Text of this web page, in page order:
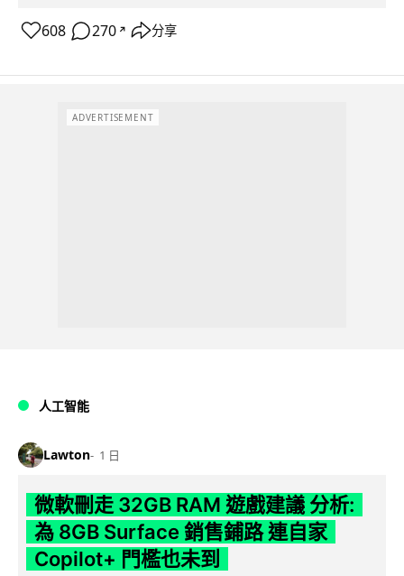
608 270 ↗ 分享
ADVERTISEMENT
人工智能
Lawton 1 日
微軟刪走 32GB RAM 遊戲建議 分析:
為 8GB Surface 銷售鋪路 連自家
Copilot+ 門檻也未到